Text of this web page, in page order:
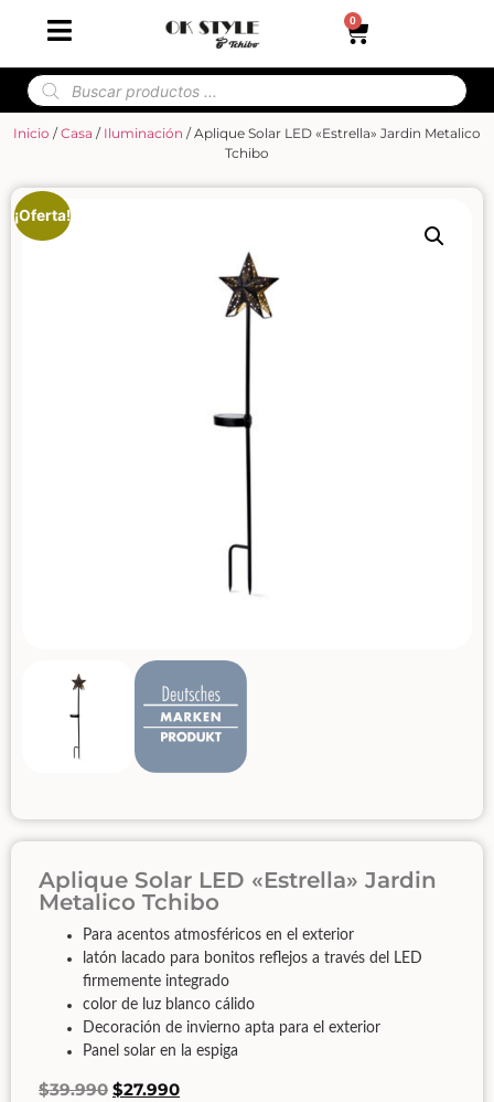
0
Inicio /Casa / Iluminación / Aplique Solar LED «Estrella» Jardin Metalico
Tchibo
¡Oferta!
Aplique Solar LED «Estrella» Jardin
Metalico Tchibo
Para acentos atmosféricos en el exterior
latón lacado para bonitos reflejos a través del LED
firmemente integrado
color de luz blanco cálido
Decoración de invierno apta para el exterior
Panel solar en la espiga
$39.990 $27.990